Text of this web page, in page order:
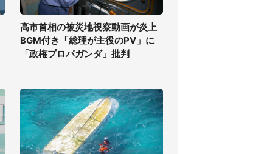
高市首相の被災地視察動画が炎上
BGM付き「総理が主役のPV」に
「政権プロパガンダ」批判